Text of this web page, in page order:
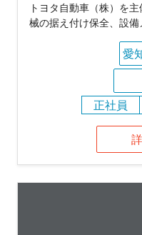
トヨタ自動車（株）を
械の据え付け保全、設
愛
正社員